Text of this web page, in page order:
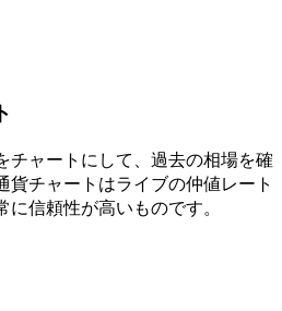
チャートにして、過去の相場を確
貨チャートはライブの仲値レート
信頼性が高いものです。